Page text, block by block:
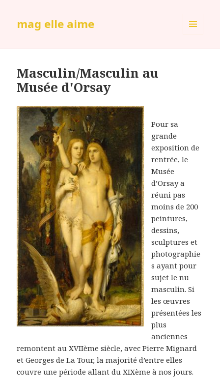
mag elle aime
Masculin/Masculin au
Musée d'Orsay
Pour sa
grande
exposition de
rentrée, le
Musée
d’Orsay a
réuni pas
moins de 200
peintures,
dessins,
sculptures et
photographie
s ayant pour
sujet le nu
masculin. Si
les œuvres
présentées les
plus
anciennes
remontent au XVIIème siècle, avec Pierre Mignard
et Georges de La Tour, la majorité d’entre elles
couvre une période allant du XIXème à nos jours.